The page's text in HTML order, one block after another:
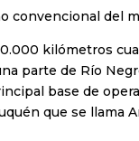
convencional del
kilómetros
parte de Río
base de
que se llama